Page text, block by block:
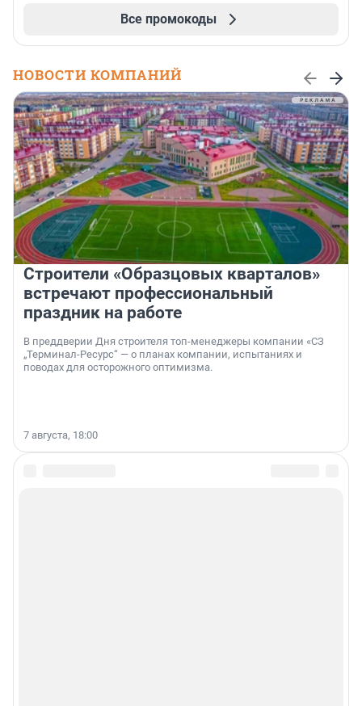
Все промокоды
НОВОСТИ КОМПАНИЙ
Строители «Образцовых кварталов»
встречают профессиональный
праздник на работе
В преддверии Дня строителя топ-менеджеры компании «СЗ
„Терминал-Ресурс“ — о планах компании, испытаниях и
поводах для осторожного оптимизма.
7 августа, 18:00